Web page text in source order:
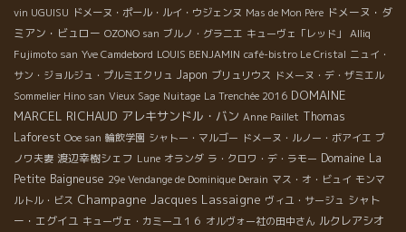
vin UGUISU ドメーヌ・ポール・ルイ・ウジェンヌ Mas de Mon Père ドメーヌ・ダ
ミアン・ビュロー OZONO san ブルノ・グラニエ キューヴェ「レッド」
Alliq
Fujimoto san Yve Camdebord LOUIS BENJAMIN café-bistro Le Cristal ニュイ・
サン・ジョルジュ・プルミエクリュ Japon ブリュリウス ドメーヌ・デ・ザミエル
Sommelier Hino san Vieux Sage Nuitage La Trenchée 2016 DOMAINE
MARCEL RICHAUD アレキサンドル・バン Anne Paillet Thomas
Laforest Ooe san 輪飲学園 シャトー・マルゴー ドメーヌ・ルノー・ボアイエ ブ
ノワ夫妻 渡辺幸樹シェフ Lune オランダ ラ・クロワ・デ・ラモー Domaine La
Petite Baigneuse 29e Vendange de Dominique Derain マス・オ・ビュイ モンマ
ルトル・ビス Champagne Jacques Lassaigne ヴィユ・サージュ シャト
ー・エグイユ キューヴェ・カミーユ１６ オルヴォー社の田中さん ルクレアシオ